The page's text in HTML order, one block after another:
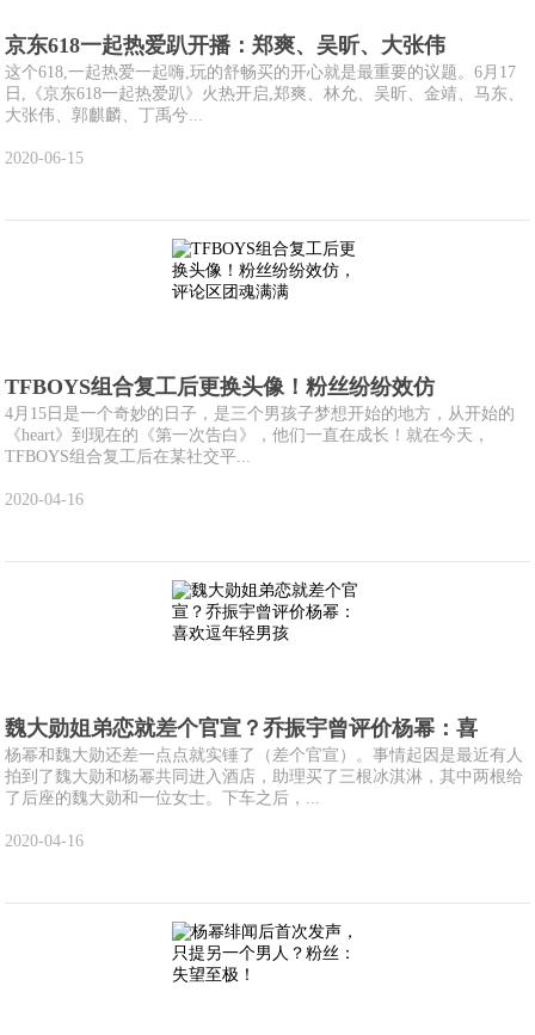
京东618一起热爱趴开播：郑爽、吴昕、大张伟
这个618,一起热爱一起嗨,玩的舒畅买的开心就是最重要的议题。6月17
日,《京东618一起热爱趴》火热开启,郑爽、林允、吴昕、金靖、马东、
大张伟、郭麒麟、丁禹兮...
2020-06-15
TFBOYS组合复工后更换头像！粉丝纷纷效仿
4月15日是一个奇妙的日子，是三个男孩子梦想开始的地方，从开始的
《heart》到现在的《第一次告白》，他们一直在成长！就在今天，
TFBOYS组合复工后在某社交平...
2020-04-16
魏大勋姐弟恋就差个官宣？乔振宇曾评价杨幂：喜
杨幂和魏大勋还差一点点就实锤了（差个官宣）。事情起因是最近有人
拍到了魏大勋和杨幂共同进入酒店，助理买了三根冰淇淋，其中两根给
了后座的魏大勋和一位女士。下车之后，...
2020-04-16